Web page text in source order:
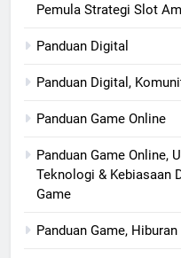
Pemula Strategi Slot
Panduan Digital
Panduan Digital,
Panduan Game Online
Panduan Game Online,
Teknologi & Kebiasaan
Game
Panduan Game, Hiburan